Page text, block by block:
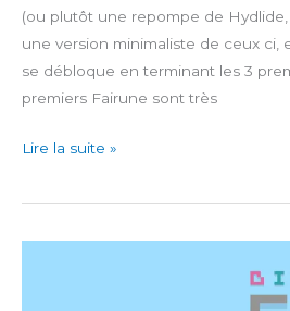
(ou plutôt une repompe de
une version minimaliste de ceux ci,
se débloque en terminant les 3
premiers Fairune sont très
Fairune
Lire la suite »